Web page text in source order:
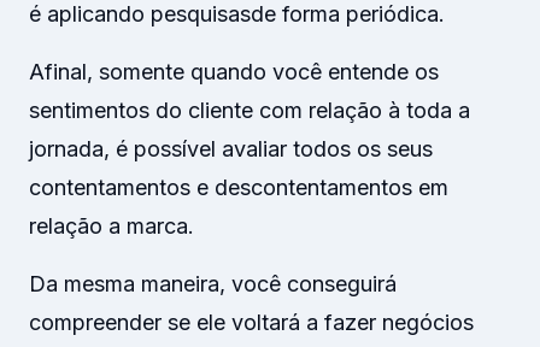
é aplicando pesquisasde forma periódica.
Afinal, somente quando você entende os
sentimentos do cliente com relação à toda a
jornada, é possível avaliar todos os seus
contentamentos e descontentamentos em
relação a marca.
Da mesma maneira, você conseguirá
compreender se ele voltará a fazer negócios